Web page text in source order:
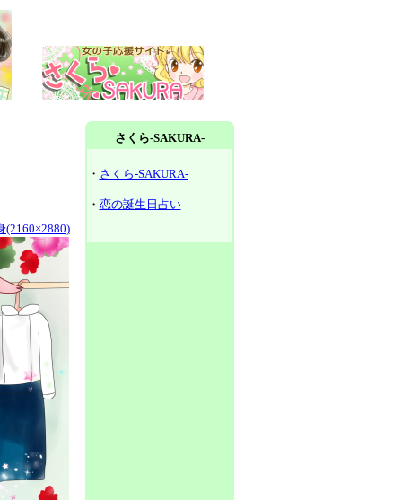
(2160×2880)
さくら-SAKURA-
・ さくら-SAKURA-
・ 恋の誕生日占い